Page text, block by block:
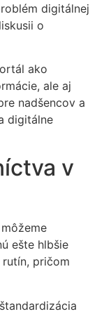
digitálnej
o
ako
ale aj
nadšencov a
digitálne
v
ešte hlbšie
pričom